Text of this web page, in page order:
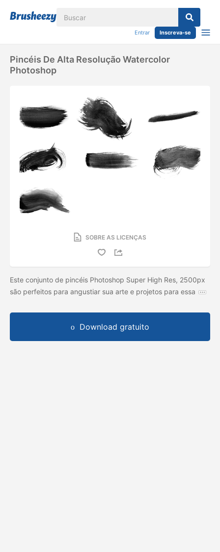
Entrar Inscreva-se
Pincéis De Alta Resolução Watercolor
Photoshop
SOBRE AS LICENÇAS
Este conjunto de pincéis Photoshop Super High Res, 2500px
são perfeitos para angustiar sua arte e projetos para essa
Download gratuito